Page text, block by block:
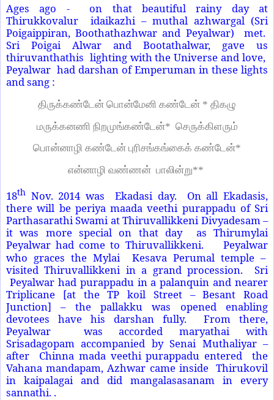
Ages ago - on that beautiful rainy day at
Thirukkovalur idaikazhi – muthal azhwargal (Sri
Poigaippiran, Boothathazhwar and Peyalwar) met.
Sri Poigai Alwar and Bootathalwar, gave us
thiruvanthathis lighting with the Universe and love,
Peyalwar had darshan of Emperuman in these lights
and sang :
திருக்கண்டேன் பொன்மேனி கண்டேன் * திகழு
மருக்கனணி நிறமுங்கண்டேன்* செருக்கிளரும்
பொன்னாழி கண்டேன் புரிசங்கங்கைக் கண்டேன்*
என்னாழி வண்ணன் பாலின்று**
18th Nov. 2014 was Ekadasi day. On all Ekadasis,
there will be periya maada veethi purappadu of Sri
Parthasarathi Swami at Thiruvallikkeni Divyadesam –
it was more special on that day as Thirumylai
Peyalwar had come to Thiruvallikkeni.
Peyalwar
who graces the Mylai Kesava Perumal temple –
visited Thiruvallikkeni in a grand procession. Sri
Peyalwar had purappadu in a palanquin and nearer
Triplicane [at the TP koil Street – Besant Road
Junction] – the pallakku was opened enabling
devotees have his darshan fully. From there,
Peyalwar was accorded maryathai with
Srisadagopam accompanied by Senai Muthaliyar –
after Chinna mada veethi purappadu entered the
Vahana mandapam, Azhwar came inside Thirukovil
in kaipalagai and did mangalasasanam in every
sannathi. .